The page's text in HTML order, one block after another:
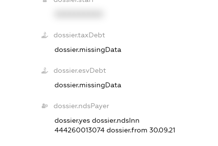
dossier.taxDebt
dossier.missingData
dossier.esvDebt
dossier.missingData
dossier.ndsPayer
dossier.yes dossier.ndsInn
444260013074 dossier.from 30.09.21